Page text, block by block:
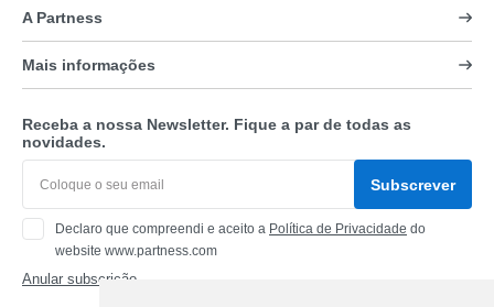
A Partness
Mais informações
Receba a nossa Newsletter. Fique a par de todas as
novidades.
Subscrever
Declaro que compreendi e aceito a Política de Privacidade do
website www.partness.com
Anular subscrição